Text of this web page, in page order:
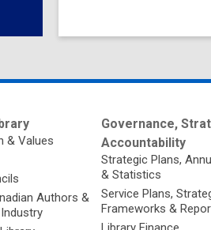
& Values
Authors &
Governance,
Accountability
Strategic Plans,
& Statistics
Service Plans,
Frameworks &